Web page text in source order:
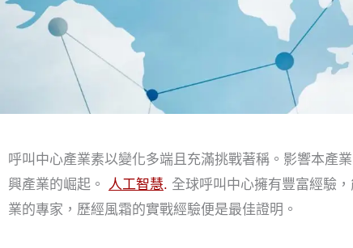
呼叫中心產業素以變化多端且充滿挑戰著稱。影響本產
興產業的崛起。 人工智慧. 全球呼叫中心擁有豐富經驗
業的專家，歷經風霜的實戰經驗便是最佳證明。